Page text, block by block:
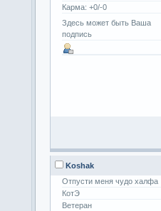
Карма: +0/-0
Здесь может быть Ваша
подпись
Koshak
Отпусти меня чудо халфа
КотЭ
Ветеран